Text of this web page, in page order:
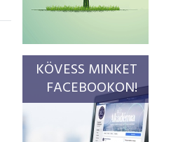
KÖVESS MINKET
FACEBOOKON!